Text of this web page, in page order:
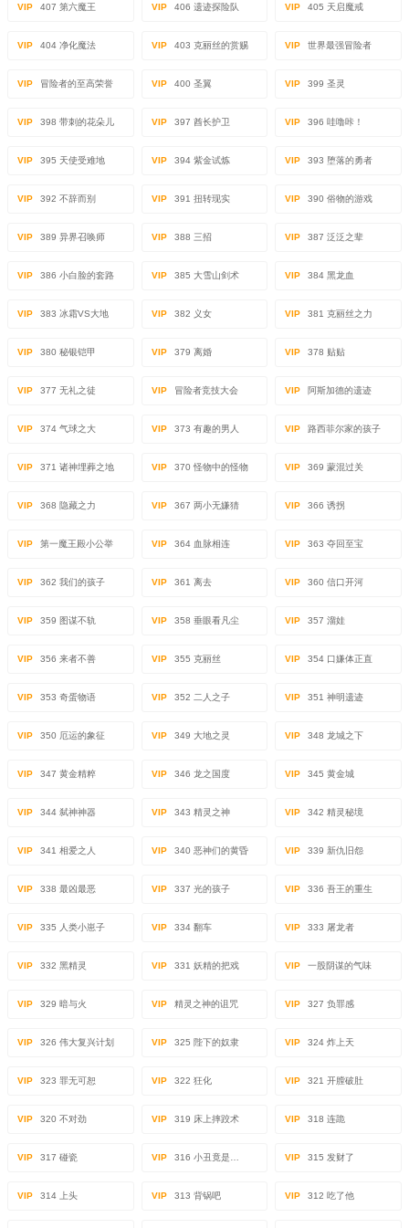
VIP 407 第六魔王 VIP 406 遗迹探险队 VIP 405 天启魔戒
VIP 404 净化魔法 VIP 403 克丽丝的赏赐 VIP 世界最强冒险者
VIP 冒险者的至高荣誉 VIP 400 圣翼 VIP 399 圣灵
VIP 398 带刺的花朵儿 VIP 397 酋长护卫 VIP 396 哇噜咔！
VIP 395 天使受难地 VIP 394 紫金试炼 VIP 393 堕落的勇者
VIP 392 不辞而别 VIP 391 扭转现实 VIP 390 俗物的游戏
VIP 389 异界召唤师 VIP 388 三招 VIP 387 泛泛之辈
VIP 386 小白脸的套路 VIP 385 大雪山剑术 VIP 384 黑龙血
VIP 383 冰霜VS大地 VIP 382 义女 VIP 381 克丽丝之力
VIP 380 秘银铠甲 VIP 379 离婚 VIP 378 贴贴
VIP 377 无礼之徒 VIP 冒险者竞技大会 VIP 阿斯加德的遗迹
VIP 374 气球之大 VIP 373 有趣的男人 VIP 路西菲尔家的孩子
VIP 371 诸神埋葬之地 VIP 370 怪物中的怪物 VIP 369 蒙混过关
VIP 368 隐藏之力 VIP 367 两小无嫌猜 VIP 366 诱拐
VIP 第一魔王殿小公举 VIP 364 血脉相连 VIP 363 夺回至宝
VIP 362 我们的孩子 VIP 361 离去 VIP 360 信口开河
VIP 359 图谋不轨 VIP 358 垂眼看凡尘 VIP 357 溜娃
VIP 356 来者不善 VIP 355 克丽丝 VIP 354 口嫌体正直
VIP 353 奇蛋物语 VIP 352 二人之子 VIP 351 神明遗迹
VIP 350 厄运的象征 VIP 349 大地之灵 VIP 348 龙城之下
VIP 347 黄金精粹 VIP 346 龙之国度 VIP 345 黄金城
VIP 344 弑神神器 VIP 343 精灵之神 VIP 342 精灵秘境
VIP 341 相爱之人 VIP 340 恶神们的黄昏 VIP 339 新仇旧怨
VIP 338 最凶最恶 VIP 337 光的孩子 VIP 336 吾王的重生
VIP 335 人类小崽子 VIP 334 翻车 VIP 333 屠龙者
VIP 332 黑精灵 VIP 331 妖精的把戏 VIP 一股阴谋的气味
VIP 329 暗与火 VIP 精灵之神的诅咒 VIP 327 负罪感
VIP 326 伟大复兴计划 VIP 325 陛下的奴隶 VIP 324 炸上天
VIP 323 罪无可恕 VIP 322 狂化 VIP 321 开膛破肚
VIP 320 不对劲 VIP 319 床上摔跤术 VIP 318 连跪
VIP 317 碰瓷 VIP 316 小丑竟是… VIP 315 发财了
VIP 314 上头 VIP 313 背锅吧 VIP 312 吃了他